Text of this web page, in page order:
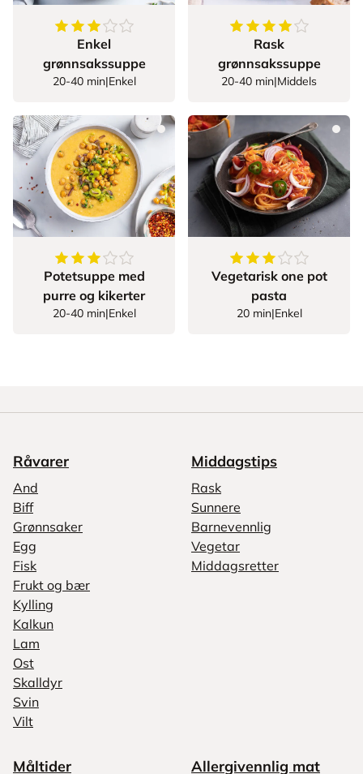
3.6av5stjerner
Enkel
grønnsakssuppe
20-40 min|Enkel
4.125av5stjerner
Rask
grønnsakssuppe
20-40 min|Middels
3.95av5stjerner
Potetsuppe med
purre og kikerter
20-40 min|Enkel
3.533333333333333
Vegetarisk one pot
pasta
20 min|Enkel
Råvarer
And
Biff
Grønnsaker
Egg
Fisk
Frukt og bær
Kylling
Kalkun
Lam
Ost
Skalldyr
Svin
Vilt
Middagstips
Rask
Sunnere
Barnevennlig
Vegetar
Middagsretter
Måltider Allergivennlig mat